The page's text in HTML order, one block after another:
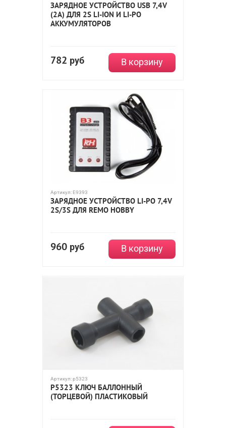
ЗАРЯДНОЕ УСТРОЙСТВО USB 7,4V
(2А) ДЛЯ 2S LI-ION И LI-PO
АККУМУЛЯТОРОВ
782 руб В корзину
Артикул: E9393
ЗАРЯДНОЕ УСТРОЙСТВО LI-PO 7,4V
2S/3S ДЛЯ REMO HOBBY
960 руб В корзину
Артикул:p5323
P5323 КЛЮЧ БАЛЛОННЫЙ
(ТОРЦЕВОЙ) ПЛАСТИКОВЫЙ